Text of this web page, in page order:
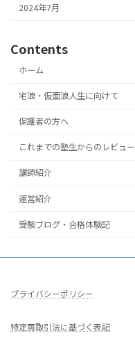
2024年7月
Contents
ホーム
宅浪・仮面浪人生に向けて
保護者の方へ
これまでの塾生からのレビュー
講師紹介
運営紹介
受験ブログ・合格体験記
プライバシーポリシー
特定商取引法に基づく表記